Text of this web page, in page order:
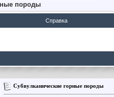
породы
Справка
Субвулканические горные породы